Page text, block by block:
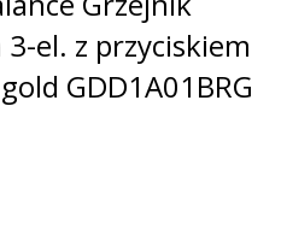
el. z przyciskiem
GDD1A01BRG